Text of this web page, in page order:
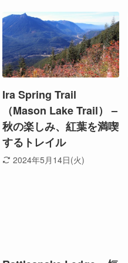
Ira Spring Trail
（Mason Lake Trail） –
秋の楽しみ、紅葉を満喫
するトレイル
2024年5月14日(火)